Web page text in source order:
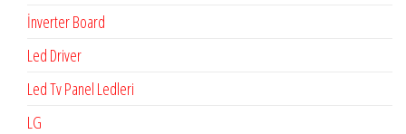
İnverter Board
Led Driver
Led Tv Panel Ledleri
LG